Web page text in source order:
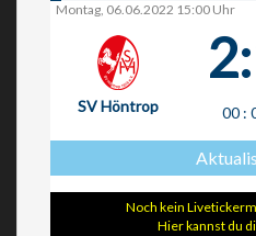
Montag, 06.06.2022 15:00 Uhr
SV Höntrop 00 :
Noch kein
Hier kannst du